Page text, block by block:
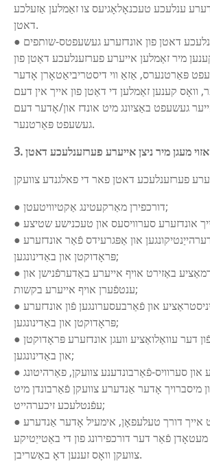
ענלעכע טעכנאָלאָגיעס צו זאַמלען אַזעלכע
דאטן.
דאטן פון אונדזערע געשעפטס-שותפים
מיר זאַמלען אייערע פערזענלעכע דאַטן פון
פּאַרטנערס, אַזאַ ווי דיסטריביאַטאָרן אָדער
וואָס קענען זאַמלען די דאַטן פון אייך אין דעם
געשעפט באַציִונג מיט אונדז און/אָדער דעם
געשעפט פּאַרטנער.
● דורכפירן מאַרקעטינג אַקטיוויטעטן;
● צושטעלן אייך מיט דערהייַנטיקונגען און אַפּגרעידס פֿאַר אונדזערע
פּראָדוקטן און באַדינונגען;
● צושטעלן אינפֿאָרמאַציע באַזירט אויף אייערע באַדערפֿנישן און
ענטפֿערן אויף אייערע בקשות;
● פֿאַר דער אַדמיניסטראַציע און פֿאַרבעסערונגען פֿון אונדזערע
פּראָדוקטן און באַדינונגען;
● פֿאַר דער אָנפֿרעג פֿון דער עוואַלואַציע וועגן אונדזערע פּראָדוקטן
און באַדינונגען;
● נאָר פֿאַר אינערלעכע און סערוויס-פֿאַרבונדענע צוועקן, פאַרהיטונג
מיסברויך אָדער אַנדערע צוועקן פֿאַרבונדן מיט
עפֿנטלעכע זיכערהייט;
● קאָמוניקירן מיט אייך דורך טעלעפאָן, אימעיל אָדער אַנדערע
פֿאַר דער דורכפירונג פון די באַטייַטיקע
צוועקן וואָס זענען דאָ באַשריבן.